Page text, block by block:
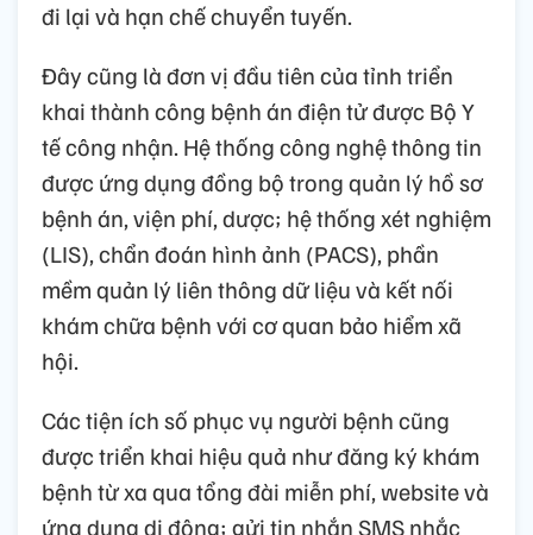
đi lại và hạn chế chuyển tuyến.
Đây cũng là đơn vị đầu tiên của tỉnh triển
khai thành công bệnh án điện tử được Bộ Y
tế công nhận. Hệ thống công nghệ thông tin
được ứng dụng đồng bộ trong quản lý hồ sơ
bệnh án, viện phí, dược; hệ thống xét nghiệm
(LIS), chẩn đoán hình ảnh (PACS), phần
mềm quản lý liên thông dữ liệu và kết nối
khám chữa bệnh với cơ quan bảo hiểm xã
hội.
Các tiện ích số phục vụ người bệnh cũng
được triển khai hiệu quả như đăng ký khám
bệnh từ xa qua tổng đài miễn phí, website và
ứng dụng di động; gửi tin nhắn SMS nhắc